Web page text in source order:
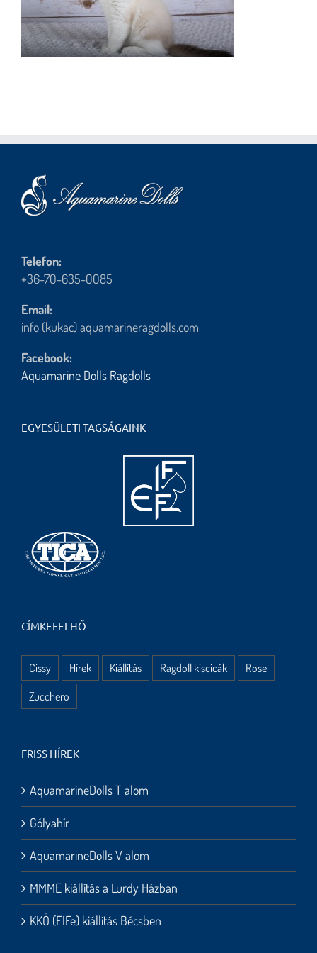
Telefon:
+36-70-635-0085
Email:
info (kukac) aquamarineragdolls.com
Facebook:
Aquamarine Dolls Ragdolls
EGYESÜLETI TAGSÁGAINK
CÍMKEFELHŐ
Cissy Hírek Kiállítás Ragdoll kiscicák
Rose
Zucchero
FRISS HÍREK
AquamarineDolls T alom
Gólyahír
AquamarineDolls V alom
MMME kiállítás a Lurdy Házban
KKÖ (FIFe) kiállítás Bécsben